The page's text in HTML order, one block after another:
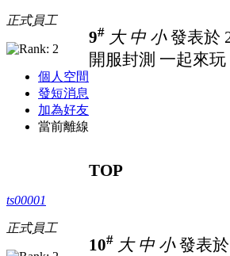
正式員工
個人空間
發短消息
加為好友
當前離線
9# 大 中 小發表於
開服封測 一起來
TOP
ts00001
正式員工
10# 大 中 小發表